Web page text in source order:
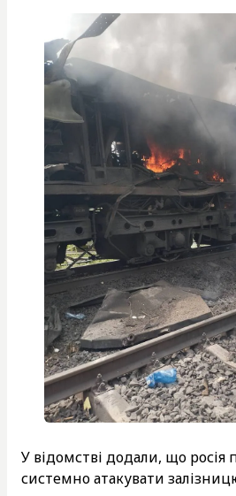
У відомстві додали, що росія
системно атакувати